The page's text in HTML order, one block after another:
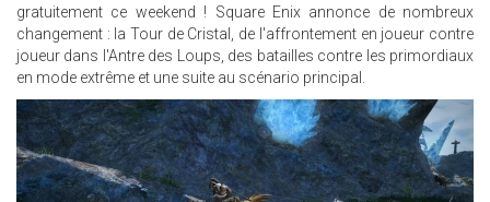
gratuitement ce weekend ! Square Enix annonce de nombreux
changement : la Tour de Cristal, de l'affrontement en joueur contre
joueur dans l'Antre des Loups, des batailles contre les primordiaux
en mode extrême et une suite au scénario principal.